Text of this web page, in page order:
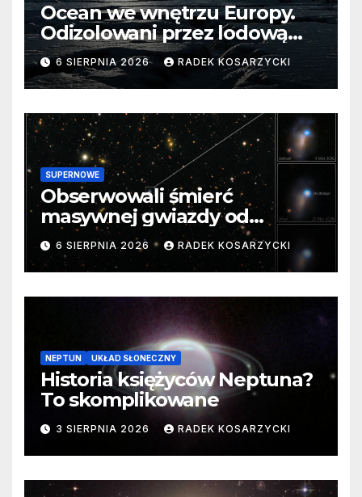
Ocean we wnętrzu Europy.
Odizolowani przez lodową
barierę
6 SIERPNIA 2026 RADEK KOSARZYCKI
SUPERNOWE
Obserwowali śmierć
masywnej gwiazdy od
samego początku. Niezwykle
cenne dane
6 SIERPNIA 2026 RADEK KOSARZYCKI
NEPTUN UKŁAD SŁONECZNY
Historia księżyców Neptuna?
To skomplikowane
3 SIERPNIA 2026 RADEK KOSARZYCKI